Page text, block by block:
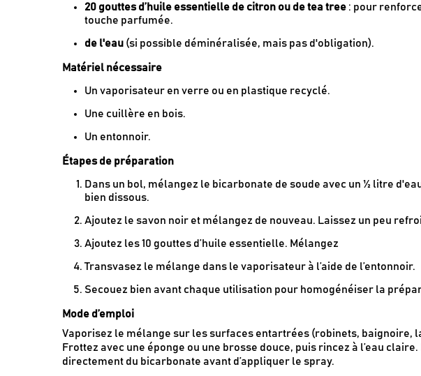
20 gouttes d’huile essentielle de citron ou de tea tree: pour
touche parfumée.
de l'eau(si possible déminéralisée, mais pas d'obligation).
Matériel nécessaire
Un vaporisateur en verre ou en plastique recyclé.
Une cuillère en bois.
Un entonnoir.
Étapes de préparation
Dans un bol, mélangez le bicarbonate de soude avec un ½ litre
bien dissous.
Ajoutez le savon noir et mélangez de nouveau. Laissez un peu
Ajoutez les 10 gouttes d’huile essentielle. Mélangez
Transvasez le mélange dans le vaporisateur à l’aide de l’entonnoir.
Secouez bien avant chaque utilisation pour homogénéiser la
Mode d’emploi
Vaporisez le mélange sur les surfaces entartrées (robinets, baignoire,
Frottez avec une éponge ou une brosse douce, puis rincez à l’eau
directement du bicarbonate avant d’appliquer le spray.